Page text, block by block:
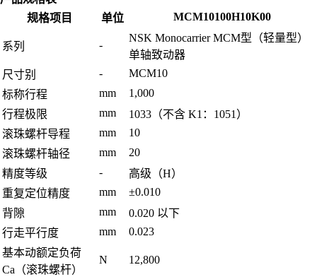
规格项目
单位 MCM10100H10K00
系列 -
NSK Monocarrier MCM型（轻量型）
单轴致动器
尺寸别
-
MCM10
标称行程
mm
1,000
行程极限
mm
1033（不含 K1：1051）
滚珠螺杆导程
mm
10
滚珠螺杆轴径
mm
20
精度等级
-
高级（H）
重复定位精度
mm
±0.010
背隙
mm
0.020 以下
行走平行度
mm
0.023
基本动额定负荷
Ca（滚珠螺杆）
N 12,800